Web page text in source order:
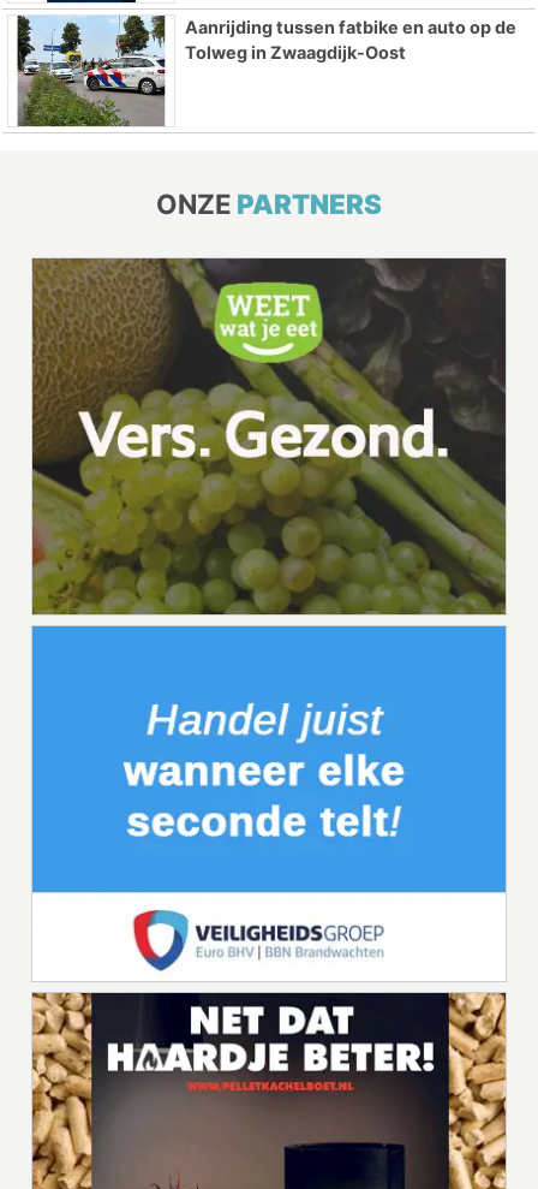
Aanrijding tussen fatbike en auto op de
Tolweg in Zwaagdijk-Oost
ONZE PARTNERS